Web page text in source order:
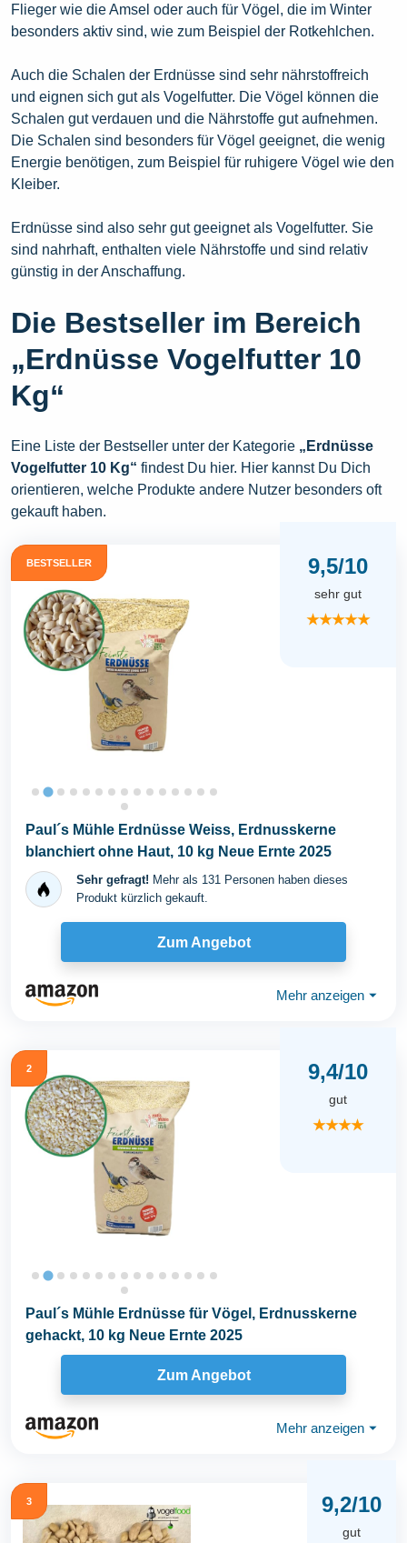
Flieger wie die Amsel oder auch für Vögel, die im Winter
besonders aktiv sind, wie zum Beispiel der Rotkehlchen.
Auch die Schalen der Erdnüsse sind sehr nährstoffreich
und eignen sich gut als Vogelfutter. Die Vögel können die
Schalen gut verdauen und die Nährstoffe gut aufnehmen.
Die Schalen sind besonders für Vögel geeignet, die wenig
Energie benötigen, zum Beispiel für ruhigere Vögel wie den
Kleiber.
Erdnüsse sind also sehr gut geeignet als Vogelfutter. Sie
sind nahrhaft, enthalten viele Nährstoffe und sind relativ
günstig in der Anschaffung.
Die Bestseller im Bereich
„Erdnüsse Vogelfutter 10
Kg“
Eine Liste der Bestseller unter der Kategorie „Erdnüsse
Vogelfutter 10 Kg“ findest Du hier. Hier kannst Du Dich
orientieren, welche Produkte andere Nutzer besonders oft
gekauft haben.
BESTSELLER 9,5/10
sehr gut
★★★★★
Paul´s Mühle Erdnüsse Weiss, Erdnusskerne
blanchiert ohne Haut, 10 kg Neue Ernte 2025
Sehr gefragt! Mehr als 131 Personen haben dieses
Produkt kürzlich gekauft.
Zum Angebot
Mehr anzeigen ⏷
2 9,4/10
gut
★★★★
Paul´s Mühle Erdnüsse für Vögel, Erdnusskerne
gehackt, 10 kg Neue Ernte 2025
Zum Angebot
Mehr anzeigen ⏷
3 9,2/10
gut